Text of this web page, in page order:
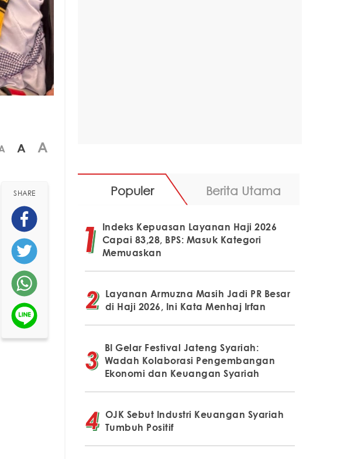
A A
SHARE Populer Berita Utama
Indeks Kepuasan Layanan Haji 2026
Capai 83,28, BPS: Masuk Kategori
Memuaskan
Layanan Armuzna Masih Jadi PR Besar
di Haji 2026, Ini Kata Menhaj Irfan
BI Gelar Festival Jateng Syariah:
Wadah Kolaborasi Pengembangan
Ekonomi dan Keuangan Syariah
OJK Sebut Industri Keuangan Syariah
Tumbuh Positif